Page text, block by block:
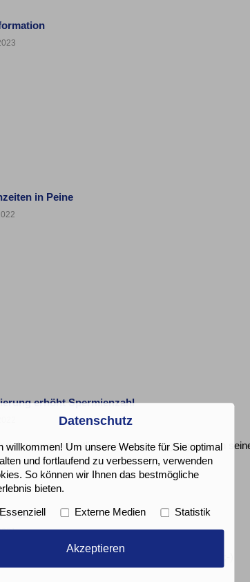
in Peine
erhöht Spermienzahl
gesundheitlichen Beeinträchtigungen auch
2021
Teamtag sogar gemeinsam am Bollerwagen. ;-)
Datenschutz
willkommen! Um unsere Website für Sie optimal
und fortlaufend zu verbessern, verwenden
So können wir Ihnen das bestmögliche
bieten.
Essenziell Externe Medien Statistik
Akzeptieren